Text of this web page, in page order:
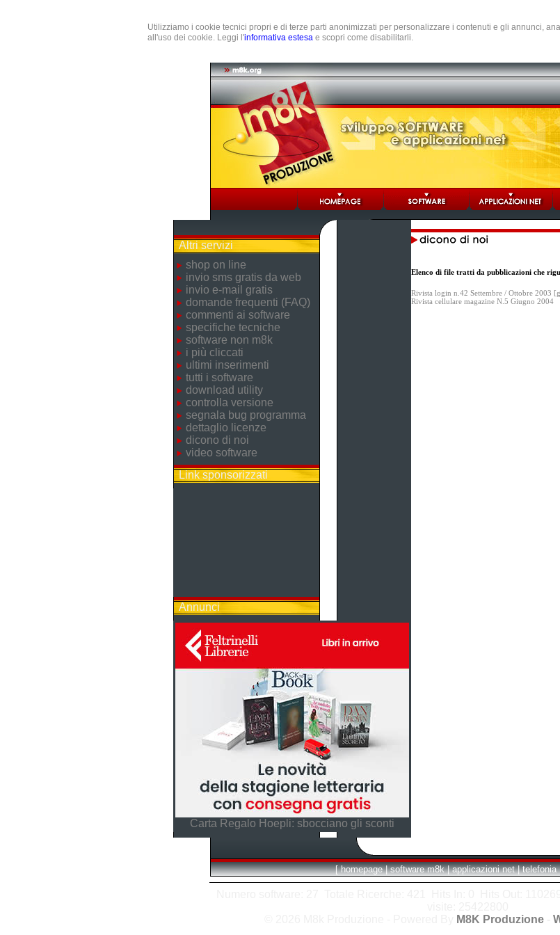
Utilizziamo i cookie tecnici propri e di terze parti anonimizzati per personalizzare i contenuti e gli annunci,
all'uso dei cookie. Leggi l'informativa estesa e scopri come disabilitarli.
Altri servizi
shop on line
invio sms gratis da web
invio e-mail gratis
domande frequenti (FAQ)
commenti ai software
specifiche tecniche
software non m8k
i più cliccati
ultimi inserimenti
tutti i software
download utility
controlla versione
segnala bug programma
dettaglio licenze
dicono di noi
video software
Link sponsorizzati
Annunci
Carta Regalo Hoepli: sbocciano gli sconti
Elenco di file tratti da pubblicazioni che
Rivista login n.42 Settembre / Ottobre 2003
Rivista cellulare magazine N.5 Giugno 2004
[ homepage | software m8k | applicazioni net | telefonia
M8K Produzione-